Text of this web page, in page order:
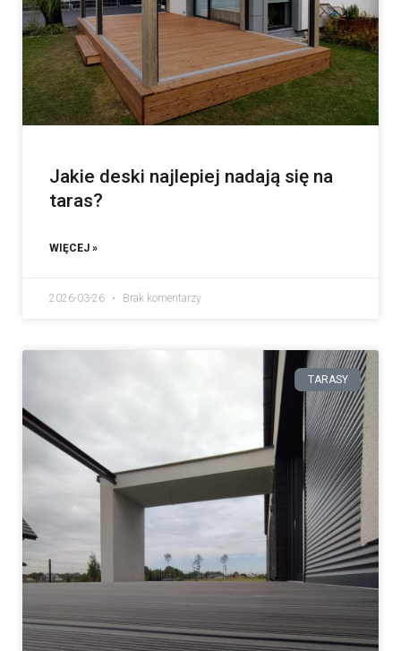
Jakie deski najlepiej nadają się na
taras?
WIĘCEJ »
2026-03-26 Brak komentarzy
TARASY